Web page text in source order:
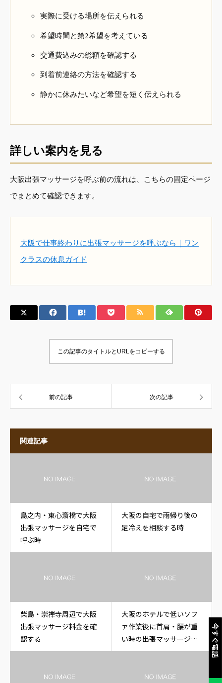
今すぐ電話
実際に受ける場所を伝えられる
希望時間と第2希望を考えている
交通費込みの総額を確認する
到着前連絡の方法を確認する
静かに休みたいなど希望を短く伝えられる
詳しい案内を見る
大阪出張マッサージを呼ぶ前の流れは、こちらの固定ページ
でまとめて確認できます。
大阪で仕事終わりに出張マッサージを呼ぶなら｜ワン
クラスの休息ガイド
この記事のタイトルとURLをコピーする
前の記事 次の記事
関連記事
島之内・東心斎橋で大阪
出張マッサージを自宅で
呼ぶ時
大阪の自宅で雨帰り後の
足冷えを相談する時
柴島・崇禅寺周辺で大阪
出張マッサージ料金を確
認する
大阪のホテルで低いソフ
ァ作業後に首肩・腰が重
い時の出張マッサージ相
談